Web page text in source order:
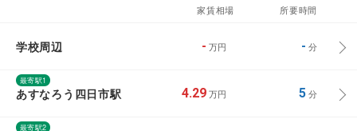
家賃相場 所要時間
学校周辺 - 万円 - 分
最寄駅1
あすなろう四日市駅 4.29 万円 5分
最寄駅2